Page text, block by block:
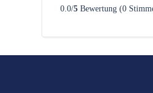
0.0/5 Bewertung (0